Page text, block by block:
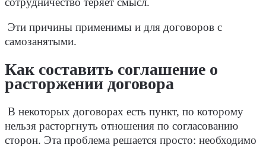
Эти причины применимы и для договоров с
самозанятыми.
Как составить соглашение о
расторжении договора
В некоторых договорах есть пункт, по которому
нельзя расторгнуть отношения по согласованию
сторон. Эта проблема решается просто: необходимо